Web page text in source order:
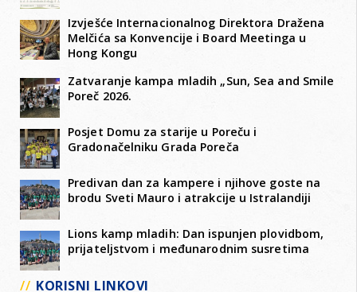
Izvješće Internacionalnog Direktora Dražena
Melčića sa Konvencije i Board Meetinga u
Hong Kongu
Zatvaranje kampa mladih „Sun, Sea and Smile
Poreč 2026.
Posjet Domu za starije u Poreču i
Gradonačelniku Grada Poreča
Predivan dan za kampere i njihove goste na
brodu Sveti Mauro i atrakcije u Istralandiji
Lions kamp mladih: Dan ispunjen plovidbom,
prijateljstvom i međunarodnim susretima
KORISNI LINKOVI